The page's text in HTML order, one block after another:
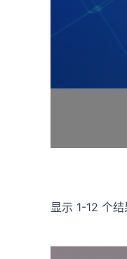
显示 1-12 个结